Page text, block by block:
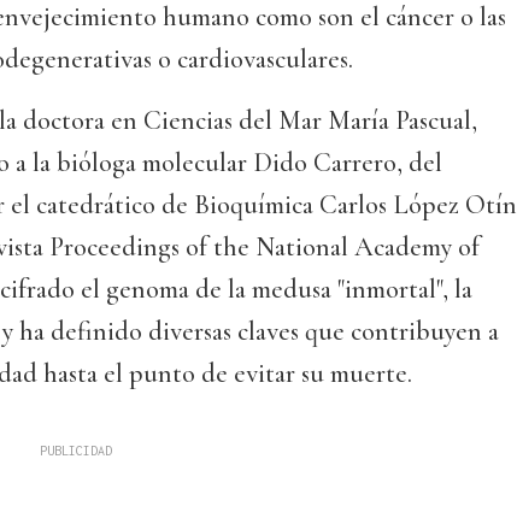
humano como son el cáncer o las
o cardiovasculares.
doctora en Ciencias del Mar María Pascual,
a la bióloga molecular Dido Carrero, del
catedrático de Bioquímica Carlos López Otín
Proceedings of the National Academy of
el genoma de la medusa "inmortal", la
definido diversas claves que contribuyen a
hasta el punto de evitar su muerte.